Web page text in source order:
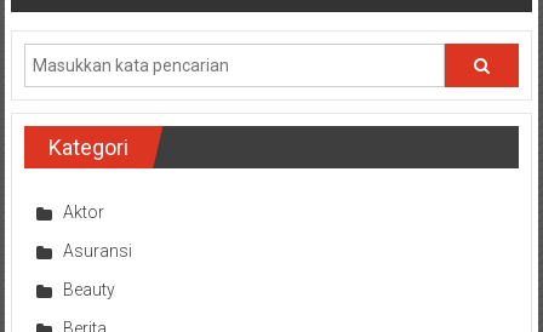
Kategori
Aktor
Asuransi
Beauty